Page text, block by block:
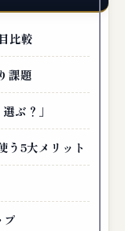
比較
課題
ぶ？」
う5大メリット
プ